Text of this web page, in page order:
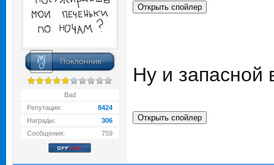
Bad
Репутация:
8424
Награды:
306
Сообщения:
759
Ну и запасной